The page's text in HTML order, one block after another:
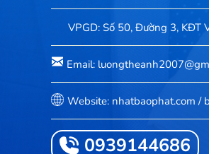
VPGD: Số 50, Đường 3, KĐT
Email:
Website: nhatbaophat.com /
0939144686